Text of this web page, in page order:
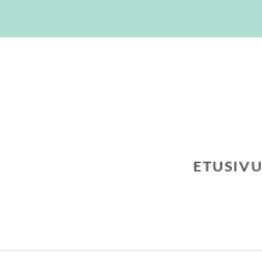
ETUSIVU